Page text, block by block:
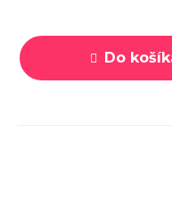
cena:
Do